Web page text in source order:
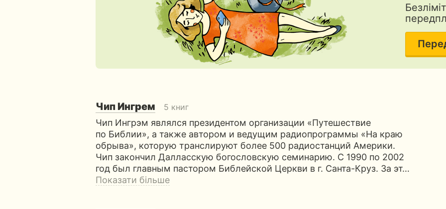
Чип Ингрем 5 книг
Чип Ингрэм являлся президентом организации «Путешествие
по Библии», а также автором и ведущим радиопрограммы «На краю
обрыва», которую транслируют более 500 радиостанций Америки.
Чип закончил Далласскую богословскую семинарию. С 1990 по 2002
год был главным пастором Библейской Церкви в г. Санта-Круз. За эт…
Показати більше